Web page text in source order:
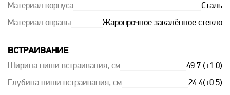
Материал корпуса Сталь
Материал оправы Жаропрочное закалённое стекло
ВСТРАИВАНИЕ
Ширина ниши встраивания, см 49.7 (+1.0)
Глубина ниши встраивания, см 24.4(+0.5)